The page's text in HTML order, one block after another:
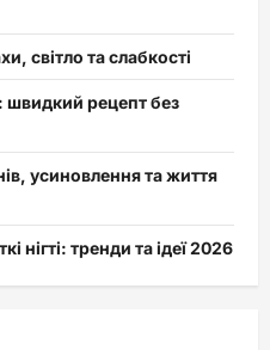
світло та слабкості
швидкий рецепт без
усиновлення та життя
нігті: тренди та ідеї 2026